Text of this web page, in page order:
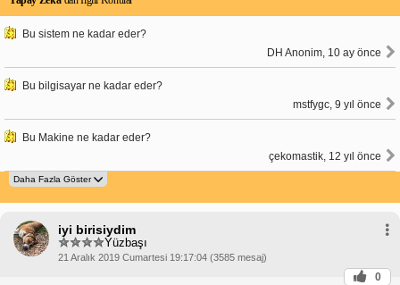
Bu sistem ne kadar eder?
DH Anonim, 10 ay önce
Bu bilgisayar ne kadar eder?
mstfygc, 9 yıl önce
Bu Makine ne kadar eder?
çekomastik, 12 yıl önce
iyi birisiydim
Yüzbaşı
21 Aralık 2019 Cumartesi 19:17:04 (3585 mesaj)
0